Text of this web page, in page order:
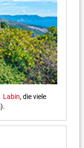
Labin, die viele